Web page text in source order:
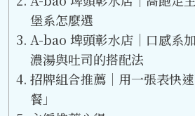
堡系怎麼選
A-bao 埤頭彰水店｜口感系
濃湯與吐司的搭配法
招牌組合推薦｜用一張表快
餐」